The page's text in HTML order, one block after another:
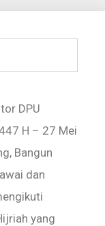
DPU
H – 27 Mei
Bangun
dan
yang